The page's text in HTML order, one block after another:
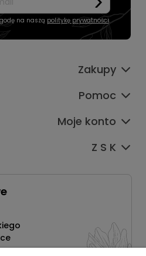
na naszą politykę prywatności.
Zakupy
Pomoc
Moje konto
Z S K